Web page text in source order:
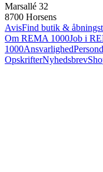
Marsallé 32
8700 Horsens
AvisFind butik &
Om REMA 1000Job i
1000Ansvarlighed
OpskrifterNyhedsbrev